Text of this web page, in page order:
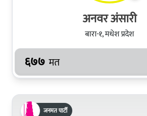
अनवर अंसारी
बारा-१, मधेश प्रदेश
६७७ मत
जनमत पार्टी